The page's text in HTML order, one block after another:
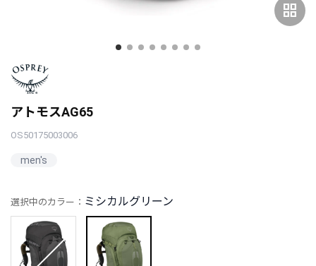
grid_view
アトモスAG65
OS50175003006
men's
選択中のカラー： ミシカルグリーン